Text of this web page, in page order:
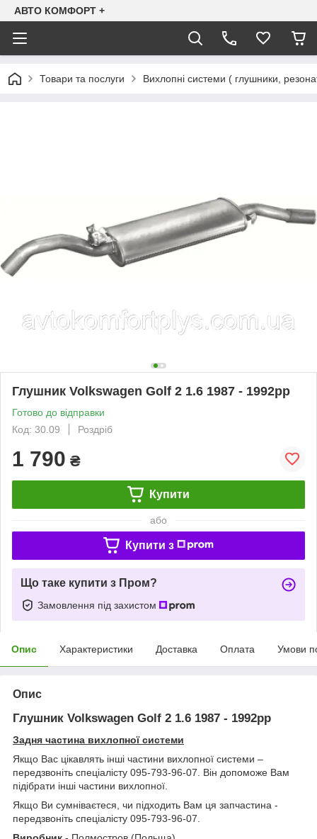
АВТО КОМФОРТ +
Товари та послуги Вихлопні системи ( глушники,
Глушник Volkswagen Golf 2 1.6 1987 - 1992рр
Готово до відправки
Код: 30.09
Роздріб
1 790 ₴
Купити
або
Купити з
Що таке купити з Пром?
Замовлення під захистом
Опис Характеристики Доставка Оплата Умови
Опис
Глушник Volkswagen Golf 2 1.6 1987 - 1992рр
Задня частина вихлопної системи
Якщо Вас цікавлять інші частини вихлопної системи –
передзвоніть спеціалісту 095-793-96-07. Він допоможе Вам
підібрати інші частини вихлопної.
Якщо Ви сумніваєтеся, чи підходить Вам ця запчастина -
передзвоніть спеціалісту 095-793-96-07.